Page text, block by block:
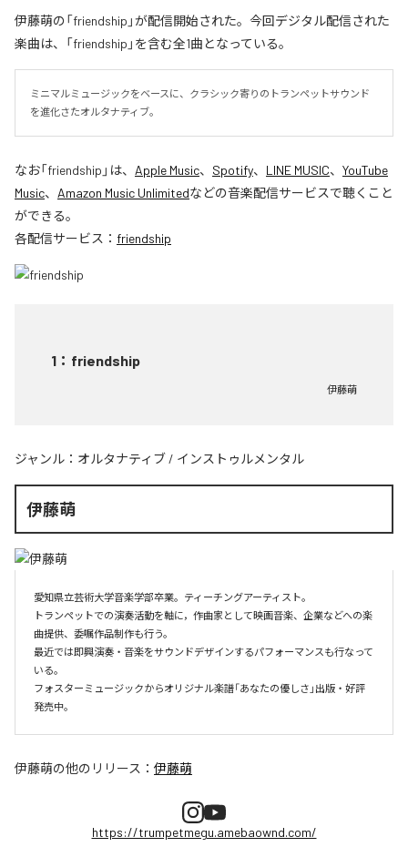
伊藤萌の「friendship」が配信開始された。今回デジタル配信された
楽曲は、「friendship」を含む全1曲となっている。
ミニマルミュージックをベースに、クラシック寄りのトランペットサウンド
を進化さたオルタナティブ。
なお「friendship 」は、 Apple Music、 Spotify、 LINE MUSIC、 YouTube
Music、 Amazon Music Unlimitedなどの音楽配信サービスで聴くこと
ができる。
各配信サービス： friendship
1 ： friendship
伊藤萌
ジャンル： オルタナティブ / インストゥルメンタル
伊藤萌
愛知県立芸術大学音楽学部卒業。ティーチングアーティスト。
トランペットでの演奏活動を軸に，作曲家として映画音楽、企業などへの楽
曲提供、委嘱作品制作も行う。
最近では即興演奏・音楽をサウンドデザインするパフォーマンスも行なって
いる。
フォスターミュージックからオリジナル楽譜「あなたの優しさ」出版・好評
伊藤萌の他のリリース： 伊藤萌
https://trumpetmegu.amebaownd.com/